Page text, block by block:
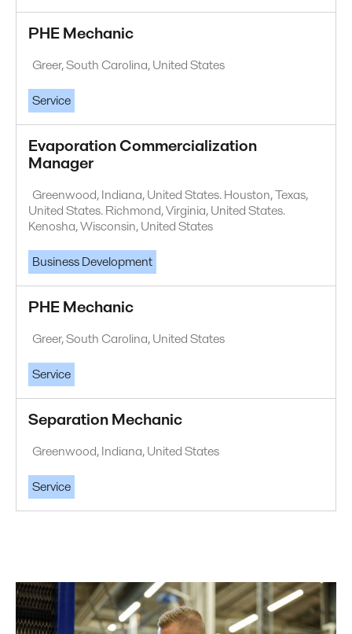
PHE Mechanic
Greer, South Carolina, United States
Service
Evaporation Commercialization
Manager
Greenwood, Indiana, United States. Houston, Texas,
United States. Richmond, Virginia, United States.
Kenosha, Wisconsin, United States
Business Development
PHE Mechanic
Greer, South Carolina, United States
Service
Separation Mechanic
Greenwood, Indiana, United States
Service